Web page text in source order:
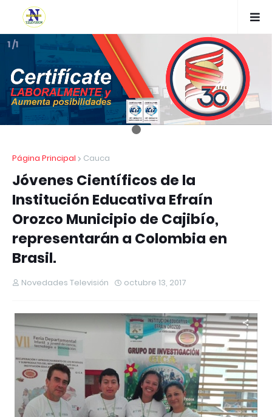
1 /1
Página Principal Cauca
Jóvenes Científicos de la
Institución Educativa Efraín
Orozco Municipio de Cajibío,
representarán a Colombia en
Brasil.
Novedades Televisión octubre 13, 2017